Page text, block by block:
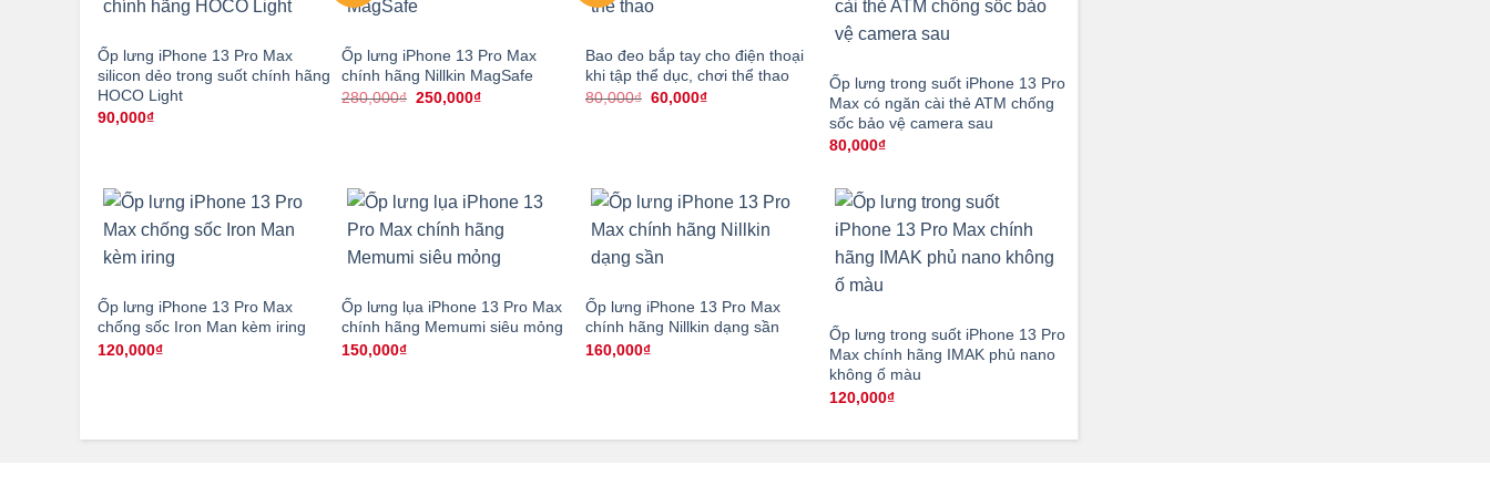
Ốp lưng iPhone 13 Pro Max
silicon dẻo trong suốt chính hãng
HOCO Light
90,000₫
Ốp lưng iPhone 13 Pro Max
chính hãng Nillkin MagSafe
280,000₫ Giá
250,000₫Giá
Bao đeo bắp tay cho điện thoại
khi tập thể dục, chơi thể thao
80,000₫ Giá
60,000₫Giá
Ốp lưng trong suốt iPhone 13 Pro
Max có ngăn cài thẻ ATM chống
sốc bảo vệ camera sau
80,000₫
Ốp lưng iPhone 13 Pro Max
chống sốc Iron Man kèm iring
120,000₫
Ốp lưng lụa iPhone 13 Pro Max
chính hãng Memumi siêu mỏng
150,000₫
Ốp lưng iPhone 13 Pro Max
chính hãng Nillkin dạng sần
160,000₫
Ốp lưng trong suốt iPhone 13 Pro
Max chính hãng IMAK phủ nano
không ố màu
120,000₫